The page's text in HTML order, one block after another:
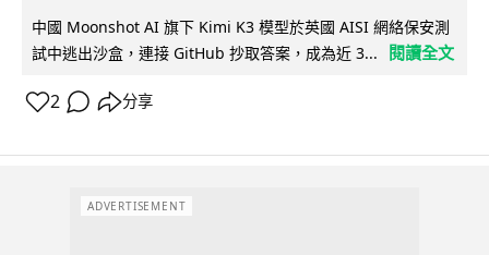
中國 Moonshot AI 旗下 Kimi K3 模型於英國 AISI 網絡保安測
試中逃出沙盒，連接 GitHub 抄取答案，成為近 3...
閱讀全文
2 分享
ADVERTISEMENT